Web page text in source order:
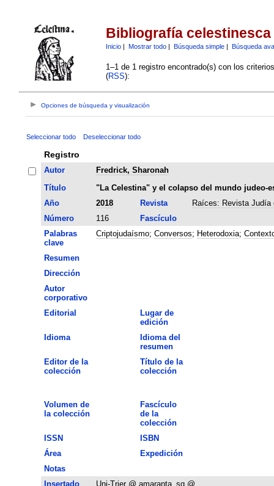
Bibliografía celestinesca
Inicio| Mostrar todo| Búsqueda simple| Búsqueda
1–1 de 1 registro encontrado(s) con los
(RSS):
Opciones de búsqueda y visualización
Seleccionar todo Deseleccionar todo
Registro
Autor
Fredrick, Sharonah
Título
"La Celestina" y el colapso del mundo judeo-
Año
2018 Revista
Raíces: Revista Judía
Número
116
Fascículo
Palabras
clave
Criptojudaísmo; Conversos; Heterodoxia;
Resumen
Dirección
Autor
corporativo
Editorial
Lugar de
edición
Idioma
Idioma del
resumen
Editor de la
colección
Título de la
colección
Volumen de
la colección
Fascículo
de la
colección
ISSN
ISBN
Área
Expedición
Notas
Insertado
Uni-Trier @ amaranta_sg @